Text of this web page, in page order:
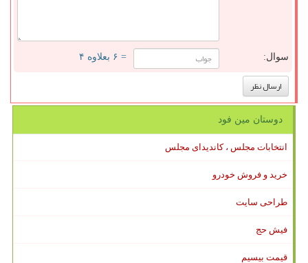
سوال: = ۶ بعلاوه ۴
دوستان مین فود
انتخابات مجلس ، کاندیدای مجلس
خرید و فروش خودرو
طراحی سایت
فیش حج
قیمت بیسیم